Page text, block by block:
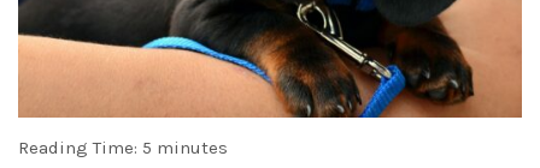
Reading Time: 5 minutes